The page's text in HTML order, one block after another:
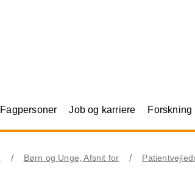
Fagpersoner Job og karriere Forskning
Børn og Unge, Afsnit for